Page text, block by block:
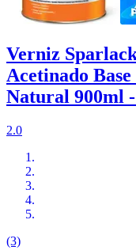
Verniz
Acetinado
Natural 900ml
2.0
(3)